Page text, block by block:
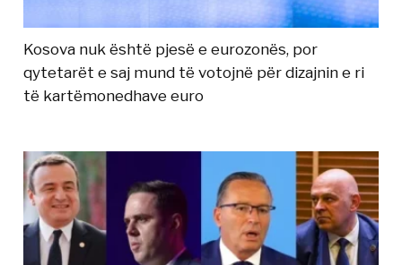
Kosova nuk është pjesë e eurozonës, por
qytetarët e saj mund të votojnë për dizajnin e ri
të kartëmonedhave euro